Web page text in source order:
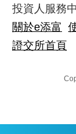
投資人服務
關於e添富
證交所首頁